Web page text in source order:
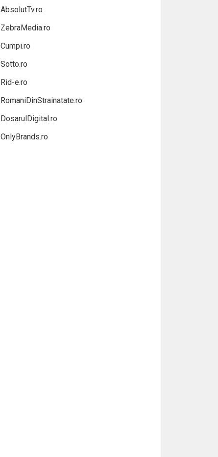
AbsolutTv.ro
ZebraMedia.ro
Cumpi.ro
Sotto.ro
Rid-e.ro
RomaniDinStrainatate.ro
DosarulDigital.ro
OnlyBrands.ro